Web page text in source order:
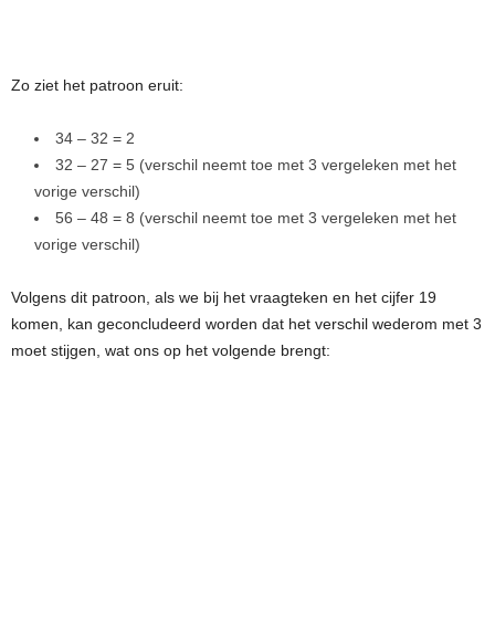
Zo ziet het patroon eruit:
34 – 32 = 2
32 – 27 = 5 (verschil neemt toe met 3 vergeleken met het
vorige verschil)
56 – 48 = 8 (verschil neemt toe met 3 vergeleken met het
vorige verschil)
Volgens dit patroon, als we bij het vraagteken en het cijfer 19
komen, kan geconcludeerd worden dat het verschil wederom met 3
moet stijgen, wat ons op het volgende brengt: